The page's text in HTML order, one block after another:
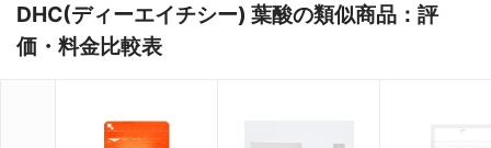
DHC(ディーエイチシー) 葉酸の類似商品：評
価・料金比較表